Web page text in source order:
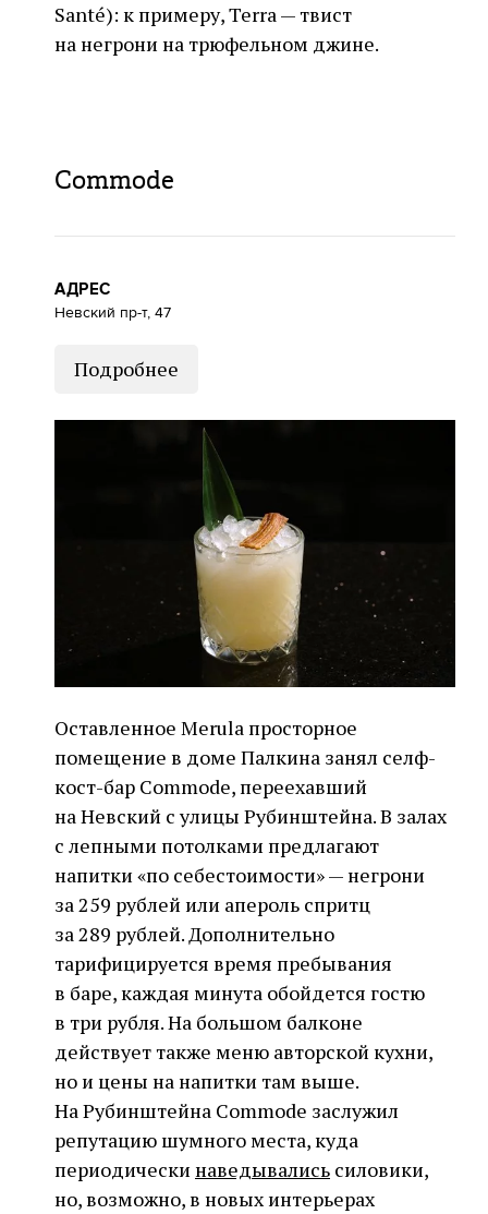
Santé): к примеру, Terra — твист
на негрони на трюфельном джине.
Commode
АДРЕС
Невский пр-т, 47
Подробнее
Оставленное Merula просторное
помещение в доме Палкина занял селф-
кост-бар Commode, переехавший
на Невский с улицы Рубинштейна. В залах
с лепными потолками предлагают
напитки «по себестоимости» — негрони
за 259 рублей или апероль спритц
за 289 рублей. Дополнительно
тарифицируется время пребывания
в баре, каждая минута обойдется гостю
в три рубля. На большом балконе
действует также меню авторской кухни,
но и цены на напитки там выше.
На Рубинштейна Commode заслужил
репутацию шумного места, куда
периодическинаведывались силовики,
но, возможно, в новых интерьерах